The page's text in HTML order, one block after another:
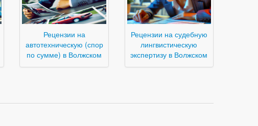
Рецензии на
автотехническую (спор
по сумме) в Волжском
Рецензии на судебную
лингвистическую
экспертизу в Волжском